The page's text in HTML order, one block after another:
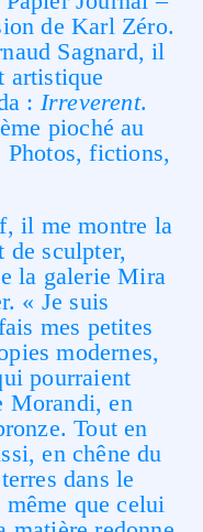
de Karl Zéro.
Sagnard, il
artistique
: Irreverent.
pioché au
Photos, fictions,
il me montre la
de sculpter,
la galerie Mira
« Je suis
mes petites
modernes,
pourraient
Morandi, en
Tout en
en chêne du
dans le
que celui